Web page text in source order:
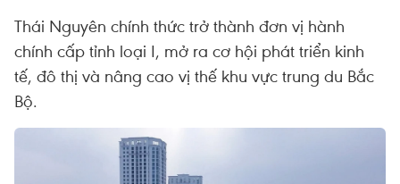
Thái Nguyên chính thức trở thành đơn vị hành
chính cấp tỉnh loại I, mở ra cơ hội phát triển kinh
tế, đô thị và nâng cao vị thế khu vực trung du Bắc
Bộ.